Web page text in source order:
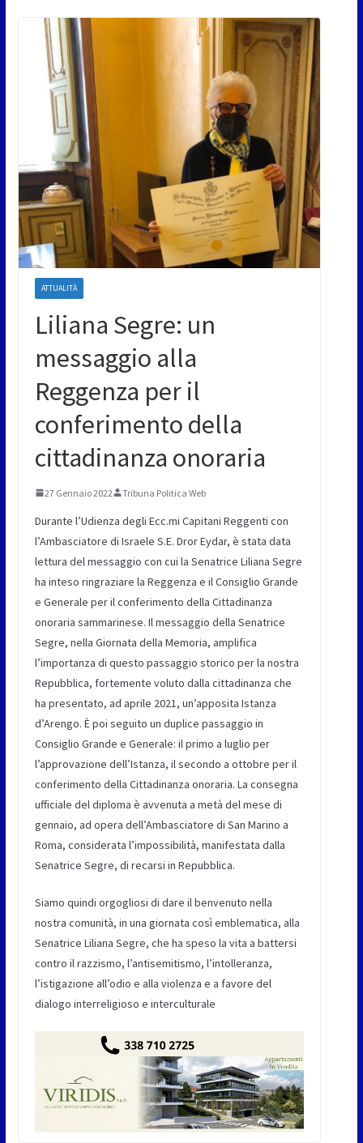
ATTUALITÀ
Liliana Segre: un
messaggio alla
Reggenza per il
conferimento della
cittadinanza onoraria
27 Gennaio 2022 Tribuna Politica Web
Durante l’Udienza degli Ecc.mi Capitani Reggenti con
l’Ambasciatore di Israele S.E. DrorEydar, è stata data
lettura del messaggio con cui la Senatrice Liliana Segre
ha inteso ringraziare la Reggenza e il Consiglio Grande
e Generale per il conferimento della Cittadinanza
onoraria sammarinese. Il messaggio della Senatrice
Segre, nella Giornata della Memoria, amplifica
l’importanza di questo passaggio storico per la nostra
Repubblica, fortemente voluto dalla cittadinanza che
ha presentato, ad aprile 2021, un’apposita Istanza
d’Arengo. È poi seguito un duplice passaggio in
Consiglio Grande e Generale: il primo a luglio per
l’approvazione dell’Istanza, il secondo a ottobre per il
conferimento della Cittadinanza onoraria. La consegna
ufficiale del diploma è avvenuta a metà del mese di
gennaio, ad opera dell’Ambasciatore di San Marino a
Roma, considerata l’impossibilità, manifestata dalla
Senatrice Segre, di recarsi in Repubblica.
Siamo quindi orgogliosi di dare il benvenuto nella
nostra comunità, in una giornata così emblematica, alla
Senatrice Liliana Segre, che ha speso la vita a battersi
contro il razzismo, l’antisemitismo, l’intolleranza,
l’istigazione all’odio e alla violenza e a favore del
dialogo interreligioso e interculturale